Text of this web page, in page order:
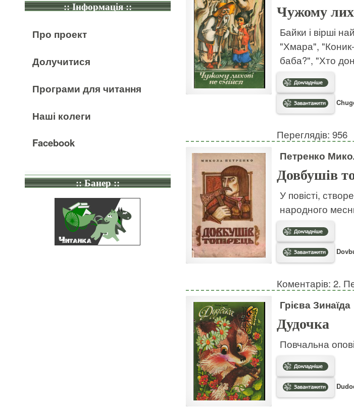
:: Інформація ::
Про проект
Долучитися
Програми для читання
Наші колеги
Facebook
:: Банер ::
Чужому
Байки і вірші
"Хмара",
баба?", "Хто
Переглядів: 956
Петренко
Довбушів
У повісті,
народного
Коментарів: 2.
Грієва Зинаїда
Дудочка
Повчальна